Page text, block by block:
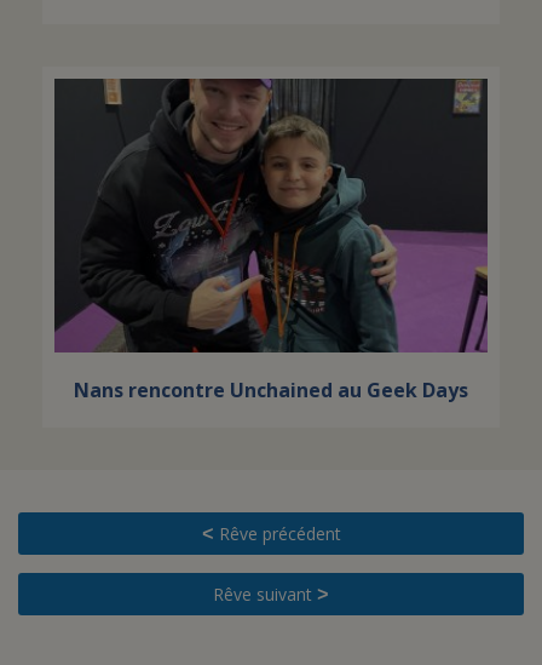
Nans rencontre Unchained au Geek Days
< Rêve précédent
Rêve suivant >